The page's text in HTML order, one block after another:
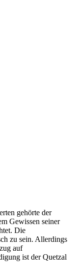
gehörte der
Gewissen seiner
Die
zu sein. Allerdings
auf
ist der Quetzal